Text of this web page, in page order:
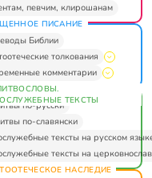
певчим, клирошанам
ПИСАНИЕ
Библии
толкования
комментарии
ТЕКСТЫ
по-русски
по-славянски
тексты на русском
тексты на
НАСЛЕДИЕ